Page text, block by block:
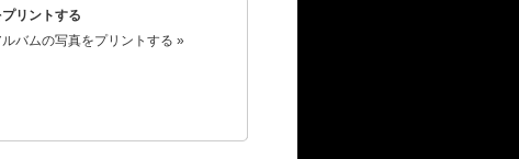
リントする
ルバムの写真をプリントする »